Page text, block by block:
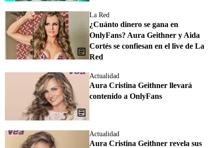
La Red
¿Cuánto dinero se gana en
OnlyFans? Aura Geithner y Aida
Cortés se confiesan en el live de La
Red
Actualidad
Aura Cristina Geithner llevará
contenido a OnlyFans
Actualidad
Aura Cristina Geithner revela sus